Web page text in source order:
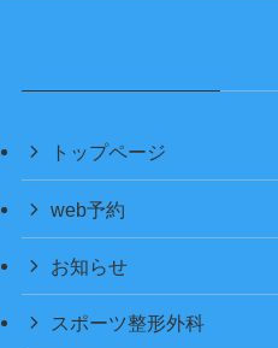
トップページ
web予約
お知らせ
スポーツ整形外科